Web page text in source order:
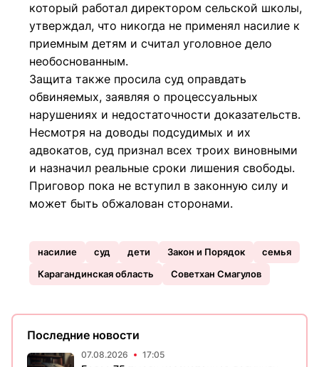
который работал директором сельской школы,
утверждал, что никогда не применял насилие к
приемным детям и считал уголовное дело
необоснованным.
Защита также просила суд оправдать
обвиняемых, заявляя о процессуальных
нарушениях и недостаточности доказательств.
Несмотря на доводы подсудимых и их
адвокатов, суд признал всех троих виновными
и назначил реальные сроки лишения свободы.
Приговор пока не вступил в законную силу и
может быть обжалован сторонами.
насилие суд дети Закон и Порядок
семья
Карагандинская область
Советхан Смагулов
Последние новости
07.08.2026 17:05